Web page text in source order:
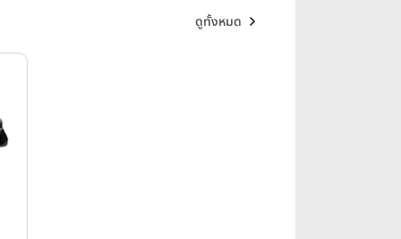
ดูทั้งหมด